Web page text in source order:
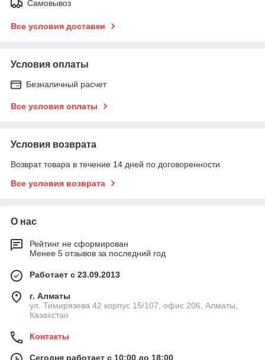
Самовывоз
Все условия доставки
Условия оплаты
Безналичный расчет
Все условия оплаты
Условия возврата
Возврат товара в течение 14 дней по договоренности
Все условия возврата
О нас
Рейтинг не сформирован
Менее 5 отзывов за последний год
Работает с 23.09.2013
г. Алматы
ул. Тимирязева 42 корпус 15/107, офис 206, Алматы,
Казахстан
Контакты
Сегодня работает с 10:00 до 18:00